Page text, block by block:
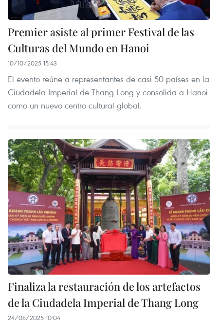
Premier asiste al primer Festival de las
Culturas del Mundo en Hanoi
10/10/2025 15:43
El evento reúne a representantes de casi 50 países en la
Ciudadela Imperial de Thang Long y consolida a Hanoi
como un nuevo centro cultural global.
Finaliza la restauración de los artefactos
de la Ciudadela Imperial de Thang Long
24/08/2025 10:04